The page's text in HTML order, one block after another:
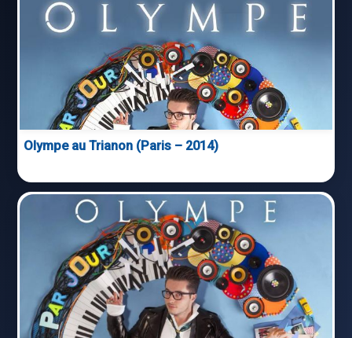
Olympe au Trianon (Paris – 2014)